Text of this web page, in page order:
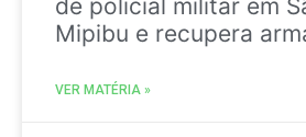
de policial militar em
Mipibu e recupera
VER MATÉRIA »